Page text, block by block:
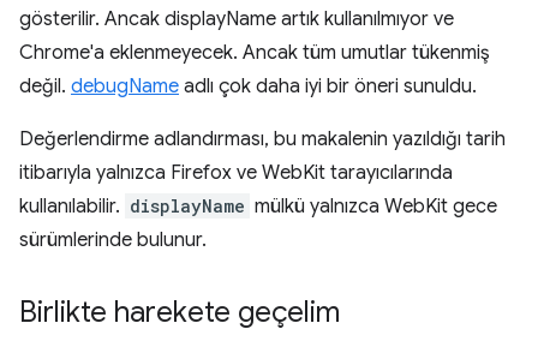
gösterilir. Ancak displayName artık kullanılmıyor ve
Chrome'a eklenmeyecek. Ancak tüm umutlar tükenmiş
değil. debugName adlı çok daha iyi bir öneri sunuldu.
Değerlendirme adlandırması, bu makalenin yazıldığı tarih
itibarıyla yalnızca Firefox ve WebKit tarayıcılarında
kullanılabilir. displayName mülkü yalnızca WebKit gece
sürümlerinde bulunur.
Birlikte harekete geçelim